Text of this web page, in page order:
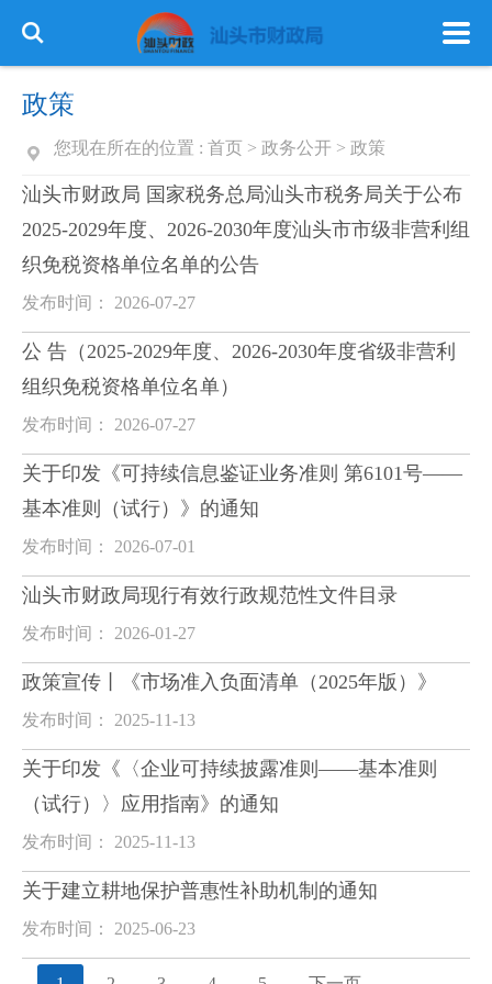
政策
您现在所在的位置 : 首页 > 政务公开 > 政策
汕头市财政局 国家税务总局汕头市税务局关于公布
2025-2029年度、2026-2030年度汕头市市级非营利组
织免税资格单位名单的公告
发布时间： 2026-07-27
公 告（2025-2029年度、2026-2030年度省级非营利
组织免税资格单位名单）
发布时间： 2026-07-27
关于印发《可持续信息鉴证业务准则 第6101号——
基本准则（试行）》的通知
发布时间： 2026-07-01
汕头市财政局现行有效行政规范性文件目录
发布时间： 2026-01-27
政策宣传丨《市场准入负面清单（2025年版）》
发布时间： 2025-11-13
关于印发《〈企业可持续披露准则——基本准则
（试行）〉应用指南》的通知
发布时间： 2025-11-13
关于建立耕地保护普惠性补助机制的通知
发布时间： 2025-06-23